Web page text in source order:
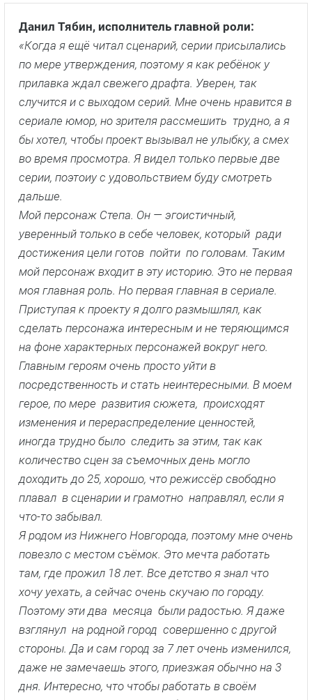
Данил Тябин, исполнитель главной роли:
«Когда я ещё читал сценарий, серии присылались
по мере утверждения, поэтому я как ребёнок у
прилавка ждал свежего драфта. Уверен, так
случится и с выходом серий. Мне очень нравится в
сериале юмор, но зрителя рассмешить трудно, а я
бы хотел, чтобы проект вызывал не улыбку, а смех
во время просмотра. Я видел только первые две
серии, поэтоиу с удовольствием буду смотреть
дальше.
Мой персонаж Степа. Он — эгоистичный,
уверенный только в себе человек, который ради
достижения цели готов пойти по головам. Таким
мой персонаж входит в эту историю. Это не первая
моя главная роль. Но первая главная в сериале.
Приступая к проекту я долго размышлял, как
сделать персонажа интересным и не теряющимся
на фоне характерных персонажей вокруг него.
Главным героям очень просто уйти в
посредственность и стать неинтересными. В моем
герое, по мере развития сюжета, происходят
изменения и перераспределение ценностей,
иногда трудно было следить за этим, так как
количество сцен за съемочных день могло
доходить до 25, хорошо, что режиссёр свободно
плавал в сценарии и грамотно направлял, если я
что-то забывал.
Я родом из Нижнего Новгорода, поэтому мне очень
повезло с местом съёмок. Это мечта работать
там, где прожил 18 лет. Все детство я знал что
хочу уехать, а сейчас очень скучаю по городу.
Поэтому эти два месяца были радостью. Я даже
взглянул на родной город совершенно с другой
стороны. Да и сам город за 7 лет очень изменился,
даже не замечаешь этого, приезжая обычно на 3
дня. Интересно, что чтобы работать в своём